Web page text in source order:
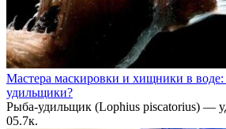
Мастера маскировки и хищники в
удильщики?
Рыба-удильщик (Lophius piscatorius) —
05.7к.